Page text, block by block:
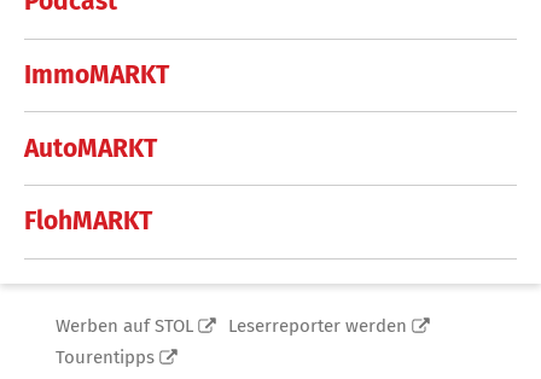
ImmoMARKT
AutoMARKT
FlohMARKT
Werben auf STOL
Leserreporter werden
Tourentipps